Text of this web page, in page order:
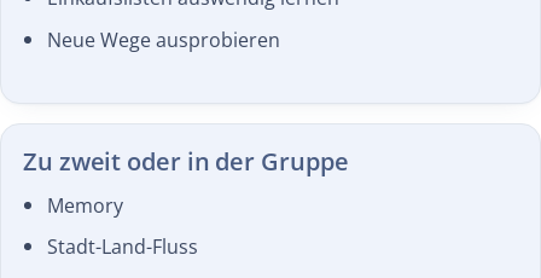
Neue Wege ausprobieren
Zu zweit oder in der Gruppe
Memory
Stadt-Land-Fluss